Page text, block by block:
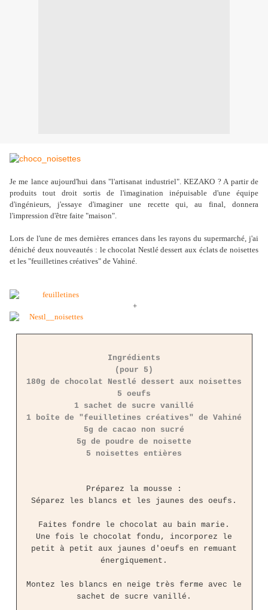
Je me lance aujourd'hui dans "l'artisanat industriel". KEZAKO ? A partir de
produits tout droit sortis de l'imagination inépuisable d'une équipe
d'ingénieurs, j'essaye d'imaginer une recette qui, au final, donnera
l'impression d'être faite "maison".
Lors de l'une de mes dernières errances dans les rayons du supermarché, j'ai
déniché deux nouveautés : le chocolat Nestlé dessert aux éclats de noisettes
et les "feuilletines créatives" de Vahiné.
+
Ingrédients
(pour 5)
180g de chocolat Nestlé dessert aux noisettes
5 oeufs
1 sachet de sucre vanillé
1 boîte de "feuilletines créatives" de Vahiné
5g de cacao non sucré
5g de poudre de noisette
5 noisettes entières
Préparez la mousse :
Séparez les blancs et les jaunes des oeufs.
Faites fondre le chocolat au bain marie.
Une fois le chocolat fondu, incorporez le
petit à petit aux jaunes d'oeufs en remuant
énergiquement.
Montez les blancs en neige très ferme avec le
sachet de sucre vanillé.